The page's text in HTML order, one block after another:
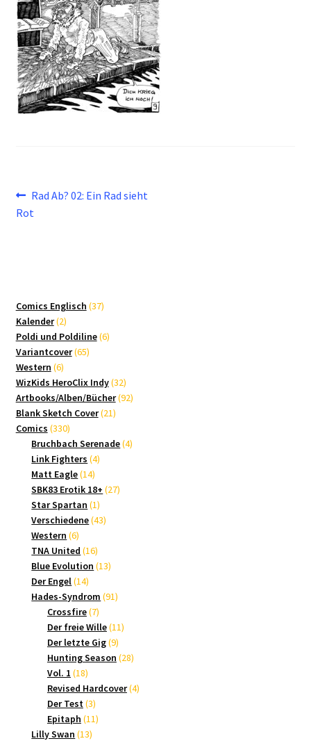
Beitragsnavigation
Vorheriger
Beitrag:
Rad Ab? 02: Ein Rad sieht
Rot
Comics Englisch 3737
Kalender 22
Produkte
Poldi und Poldiline 66
Variantcover 6565
Western 66
Produkte
WizKids HeroClix Indy 3232
Produkte
Artbooks/Alben/Bücher 9292
Blank Sketch Cover 2121
Comics 330330
Produkte
Bruchbach Serenade 44
Link Fighters 44
Matt Eagle 1414
Produkte
SBK83 Erotik 18+ 2727
Star Spartan 11
Produkt
Verschiedene 4343
Western 66
Produkte
TNA United 1616
Produkte
Blue Evolution 1313
Der Engel 1414
Produkte
Hades-Syndrom 9191
Crossfire 77
Produkte
Der freie Wille 1111
Der letzte Gig 99
Produkte
Hunting Season 2828
Vol. 1 1818
Produkte
Revised Hardcover 44
Der Test 33
Produkte
Epitaph 1111
Lilly Swan 1313